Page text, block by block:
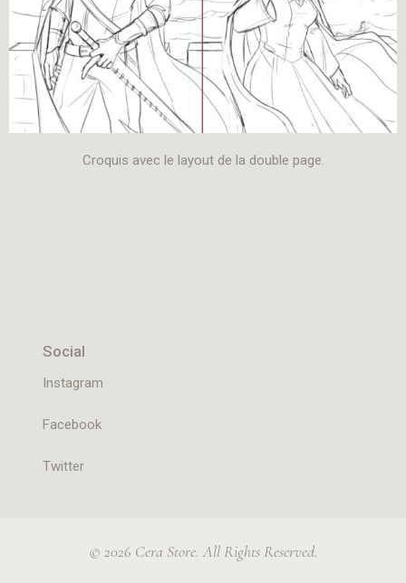
Croquis avec le layout de la double page.
Social
Instagram
Facebook
Twitter
© 2026 Cera Store. All Rights Reserved.